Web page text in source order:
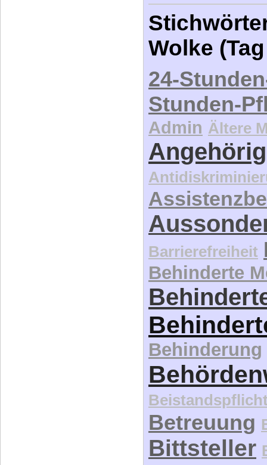
Wolke
24-
Stunden-
Admin Ältere
Barrierefreiheit
Behinderte
Behinderung
Betreuung
Bittsteller